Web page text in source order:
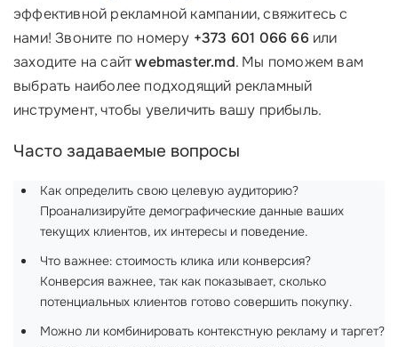
эффективной рекламной кампании, свяжитесь с
нами! Звоните по номеру +373 601 066 66или
заходите на сайтwebmaster.md. Мы поможем вам
выбрать наиболее подходящий рекламный
инструмент, чтобы увеличить вашу прибыль.
Часто задаваемые вопросы
Как определить свою целевую аудиторию?
Проанализируйте демографические данные ваших
текущих клиентов, их интересы и поведение.
Что важнее: стоимость клика или конверсия?
Конверсия важнее, так как показывает, сколько
потенциальных клиентов готово совершить покупку.
Можно ли комбинировать контекстную рекламу и таргет?